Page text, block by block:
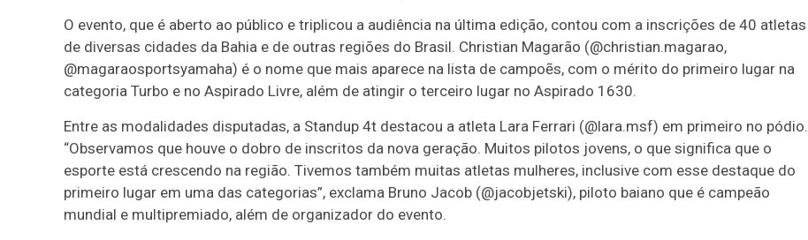
O evento, que é aberto ao público e triplicou a audiência na última edição, contou com a inscrições de 40 atletas
de diversas cidades da Bahia e de outras regiões do Brasil. Christian Magarão (@christian.magarao,
@magaraosportsyamaha) é o nome que mais aparece na lista de campoẽs, com o mérito do primeiro lugar na
categoria Turbo e no Aspirado Livre, além de atingir o terceiro lugar no Aspirado 1630.
Entre as modalidades disputadas, a Standup 4t destacou a atleta Lara Ferrari (@lara.msf) em primeiro no pódio.
“Observamos que houve o dobro de inscritos da nova geração. Muitos pilotos jovens, o que significa que o
esporte está crescendo na região. Tivemos também muitas atletas mulheres, inclusive com esse destaque do
primeiro lugar em uma das categorias”, exclama Bruno Jacob (@jacobjetski), piloto baiano que é campeão
mundial e multipremiado, além de organizador do evento.